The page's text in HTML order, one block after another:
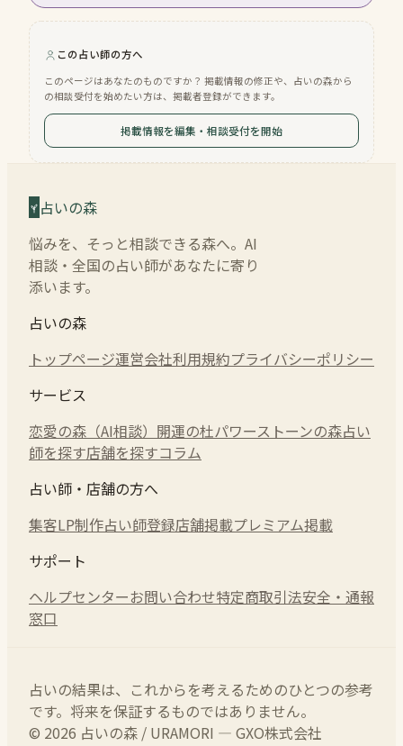
この占い師の方へ
このページはあなたのものですか？ 掲載情報の修正や、占いの森から
の相談受付を始めたい方は、掲載者登録ができます。
掲載情報を編集・相談受付を開始
占いの森
悩みを、そっと相談できる森へ。AI
相談・全国の占い師があなたに寄り
添います。
占いの森
トップページ運営会社利用規約プライバシーポリシー
サービス
恋愛の森（AI相談） 開運の杜パワーストーンの森占い
師を探す店舗を探すコラム
占い師・店舗の方へ
集客LP制作占い師登録店舗掲載プレミアム掲載
サポート
ヘルプセンターお問い合わせ特定商取引法安全・通報
窓口
占いの結果は、これからを考えるためのひとつの参考
です。将来を保証するものではありません。
© 2026 占いの森 / URAMORI — GXO株式会社